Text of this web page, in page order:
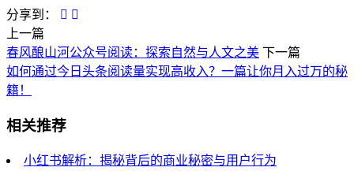
分享到：
上一篇
春风酿山河公众号阅读：探索自然与人文之美 下一篇
如何通过今日头条阅读量实现高收入？一篇让你月入过万的秘
籍！
相关推荐
小红书解析：揭秘背后的商业秘密与用户行为